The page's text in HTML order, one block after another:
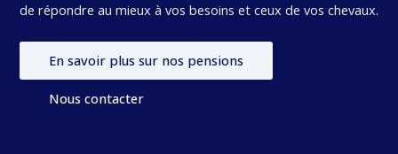
de répondre au mieux à vos besoins et ceux de vos chevaux.
En savoir plus sur nos pensions
Nous contacter